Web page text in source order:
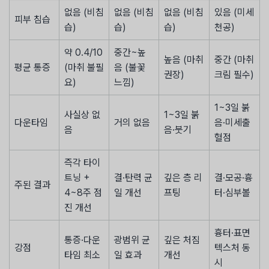
피부 침습
없음 (비침
습)
없음 (비침
습)
없음 (비침
습)
있음 (미세
천공)
평균 통증
약 0.4/10
(마취 불필
요)
중간~높
음 (불꽃
느낌)
높음 (마취
권장)
중간 (마취
크림 필수)
다운타임
사실상 없
음
거의 없음
1~3일 붉
음·붓기
1~3일 붉
음·미세출
혈점
주된 결과
즉각 타이
트닝 +
4~8주 점
진 개선
결·탄력 균
일 개선
깊은 층 리
프팅
결·모공·흉
터·심부볼
강점
통증·다운
타임 최소
광범위 균
일 효과
깊은 처짐
개선
흉터·표면
텍스처 동
시